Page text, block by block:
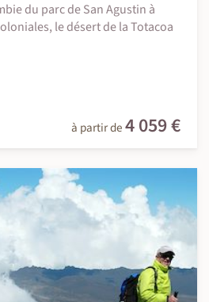
du parc de San Agustin à
le désert de la Totacoa
à partir de4 059 €